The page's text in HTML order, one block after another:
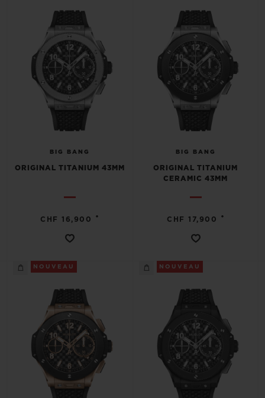
BIG BANG
ORIGINAL TITANIUM 43MM
CHF 16,900 •
BIG BANG
ORIGINAL TITANIUM
CERAMIC 43MM
CHF 17,900 •
NOUVEAU NOUVEAU
COLORED CERAMIC
SERVICES EXCLUSIFS
GARANTIE 5+5
DÉLAI DE LIVRAISON
NOUS CONTACTER